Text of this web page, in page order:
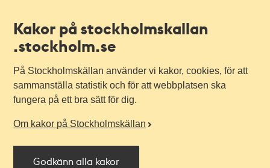
Kakor på stockholmskallan
.stockholm.se
På Stockholmskällan använder vi kakor, cookies, för att
sammanställa statistik och för att webbplatsen ska
fungera på ett bra sätt för dig.
Om kakor på Stockholmskällan
Godkänn alla kakor